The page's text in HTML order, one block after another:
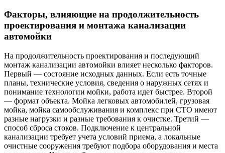
Факторы, влияющие на продолжительность
проектирования и монтажа канализации
автомойки
На продолжительность проектирования и последующий
монтаж канализации автомойки влияет несколько факторов.
Первый — состояние исходных данных. Если есть точные
планы, технические условия, сведения о наружных сетях и
понимание технологии мойки, работа идет быстрее. Второй
— формат объекта. Мойка легковых автомобилей, грузовая
мойка, мойка самообслуживания и комплекс при СТО имеют
разные нагрузки и разные требования к очистке. Третий —
способ сброса стоков. Подключение к центральной
канализации требует учета условий приема, а локальные
очистные сооружения требуют подбора оборудования и места